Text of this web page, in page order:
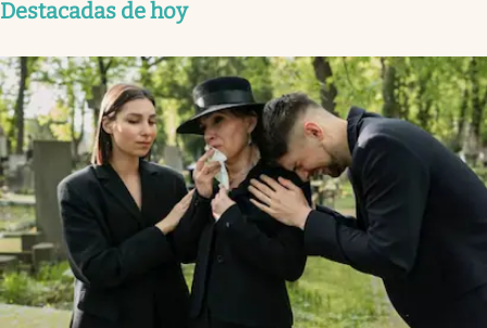
Destacadas de hoy